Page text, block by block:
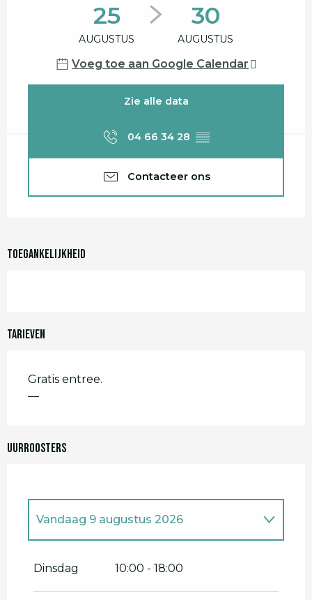
25
AUGUSTUS
30
AUGUSTUS
Voeg toe aan Google Calendar
Zie alle data
04 66 34 28 ▒▒
Contacteer ons
Toegankelijkheid
Tarieven
Gratis entree.
—
Uurroosters
Vandaag 9 augustus 2026
Dinsdag 10:00 - 18:00